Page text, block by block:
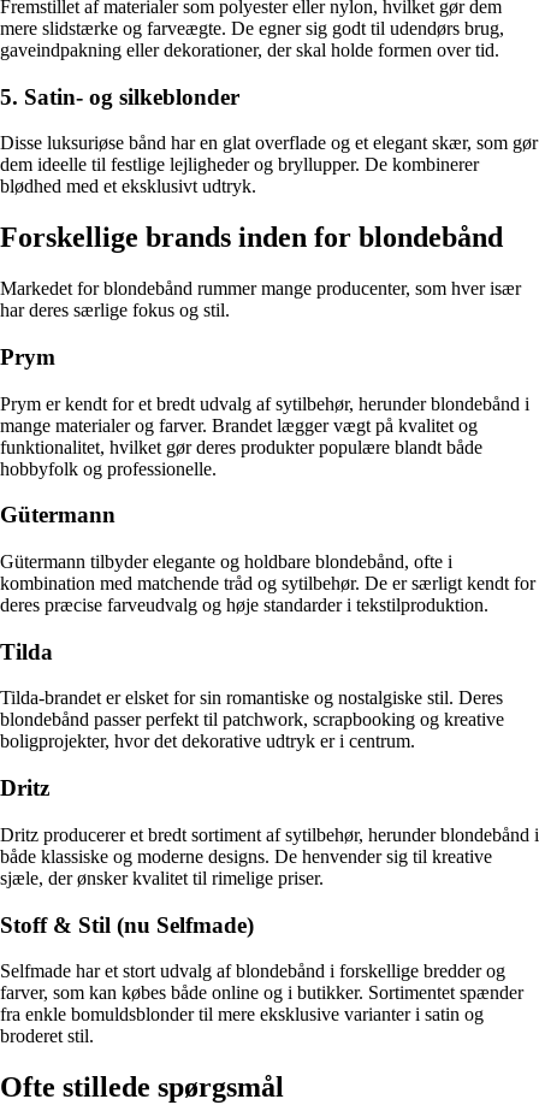
Fremstillet af materialer som polyester eller nylon, hvilket gør dem
mere slidstærke og farveægte. De egner sig godt til udendørs brug,
gaveindpakning eller dekorationer, der skal holde formen over tid.
5. Satin- og silkeblonder
Disse luksuriøse bånd har en glat overflade og et elegant skær, som gør
dem ideelle til festlige lejligheder og bryllupper. De kombinerer
blødhed med et eksklusivt udtryk.
Forskellige brands inden for blondebånd
Markedet for blondebånd rummer mange producenter, som hver især
har deres særlige fokus og stil.
Prym
Prym er kendt for et bredt udvalg af sytilbehør, herunder blondebånd i
mange materialer og farver. Brandet lægger vægt på kvalitet og
funktionalitet, hvilket gør deres produkter populære blandt både
hobbyfolk og professionelle.
Gütermann
Gütermann tilbyder elegante og holdbare blondebånd, ofte i
kombination med matchende tråd og sytilbehør. De er særligt kendt for
deres præcise farveudvalg og høje standarder i tekstilproduktion.
Tilda
Tilda-brandet er elsket for sin romantiske og nostalgiske stil. Deres
blondebånd passer perfekt til patchwork, scrapbooking og kreative
boligprojekter, hvor det dekorative udtryk er i centrum.
Dritz
Dritz producerer et bredt sortiment af sytilbehør, herunder blondebånd i
både klassiske og moderne designs. De henvender sig til kreative
sjæle, der ønsker kvalitet til rimelige priser.
Stoff & Stil (nu Selfmade)
Selfmade har et stort udvalg af blondebånd i forskellige bredder og
farver, som kan købes både online og i butikker. Sortimentet spænder
fra enkle bomuldsblonder til mere eksklusive varianter i satin og
broderet stil.
Ofte stillede spørgsmål